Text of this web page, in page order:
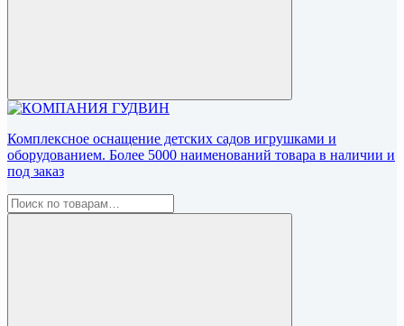
Комплексное оснащение детских садов игрушками и
оборудованием. Более 5000 наименований товара в наличии и
под заказ